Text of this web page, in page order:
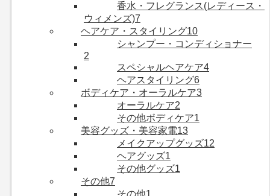
香水・フレグランス(レディース・
ウィメンズ)7
ヘアケア・スタイリング10
シャンプー・コンディショナー
2
スペシャルヘアケア4
ヘアスタイリング6
ボディケア・オーラルケア3
オーラルケア2
その他ボディケア1
美容グッズ・美容家電13
メイクアップグッズ12
ヘアグッズ1
その他グッズ1
その他7